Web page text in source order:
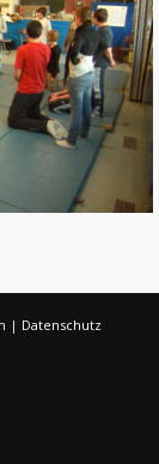
| Datenschutz